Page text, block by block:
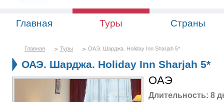
Главная Туры Страны
Главная Туры ОАЭ. Шарджа. Holiday Inn Sharjah 5*
ОАЭ. Шарджа. Holiday Inn Sharjah 5*
ОАЭ
Длительность: 8